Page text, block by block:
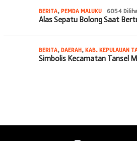
BERITA, PEMDA MALUKU 6054
Alas Sepatu Bolong Saat
BERITA, DAERAH, KAB. KEPULAUAN
Simbolis Kecamatan Tansel